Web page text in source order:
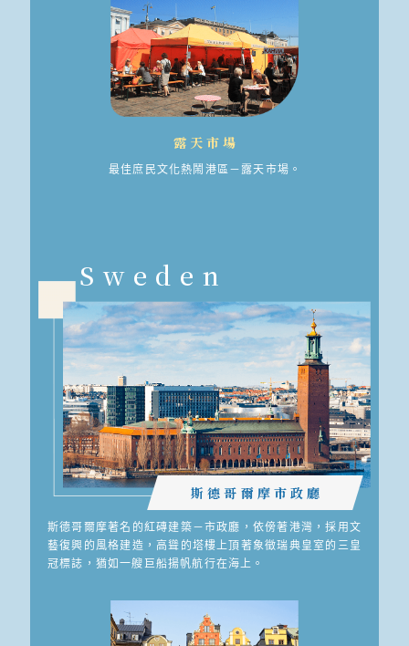
露天市場
最佳庶民文化熱鬧港區－露天市場。
Sweden
斯德哥爾摩市政廳
斯德哥爾摩著名的紅磚建築－市政廳，依傍著港灣，採用文
藝復興的風格建造，高聳的塔樓上頂著象徵瑞典皇室的三皇
冠標誌，猶如一艘巨船揚帆航行在海上。